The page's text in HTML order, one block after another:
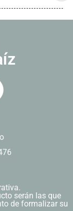
serán las que
de formalizar su